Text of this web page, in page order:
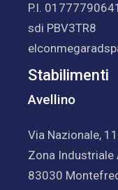
P.I. 01777790641
sdi PBV3TR8
Stabilimenti
Avellino
Via Nazionale,
Zona Industriale
83030